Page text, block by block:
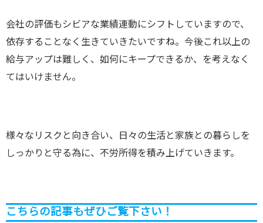
会社の評価もシビアな業績連動にシフトしていますので、
依存することなく生きていきたいですね。今後これ以上の
給与アップは難しく、如何にキープできるか、を考えなく
てはいけません。
様々なリスクと向き合い、日々の生活と家族との暮らしを
しっかりと守る為に、不労所得を積み上げていきます。
こちらの記事もぜひご覧下さい！